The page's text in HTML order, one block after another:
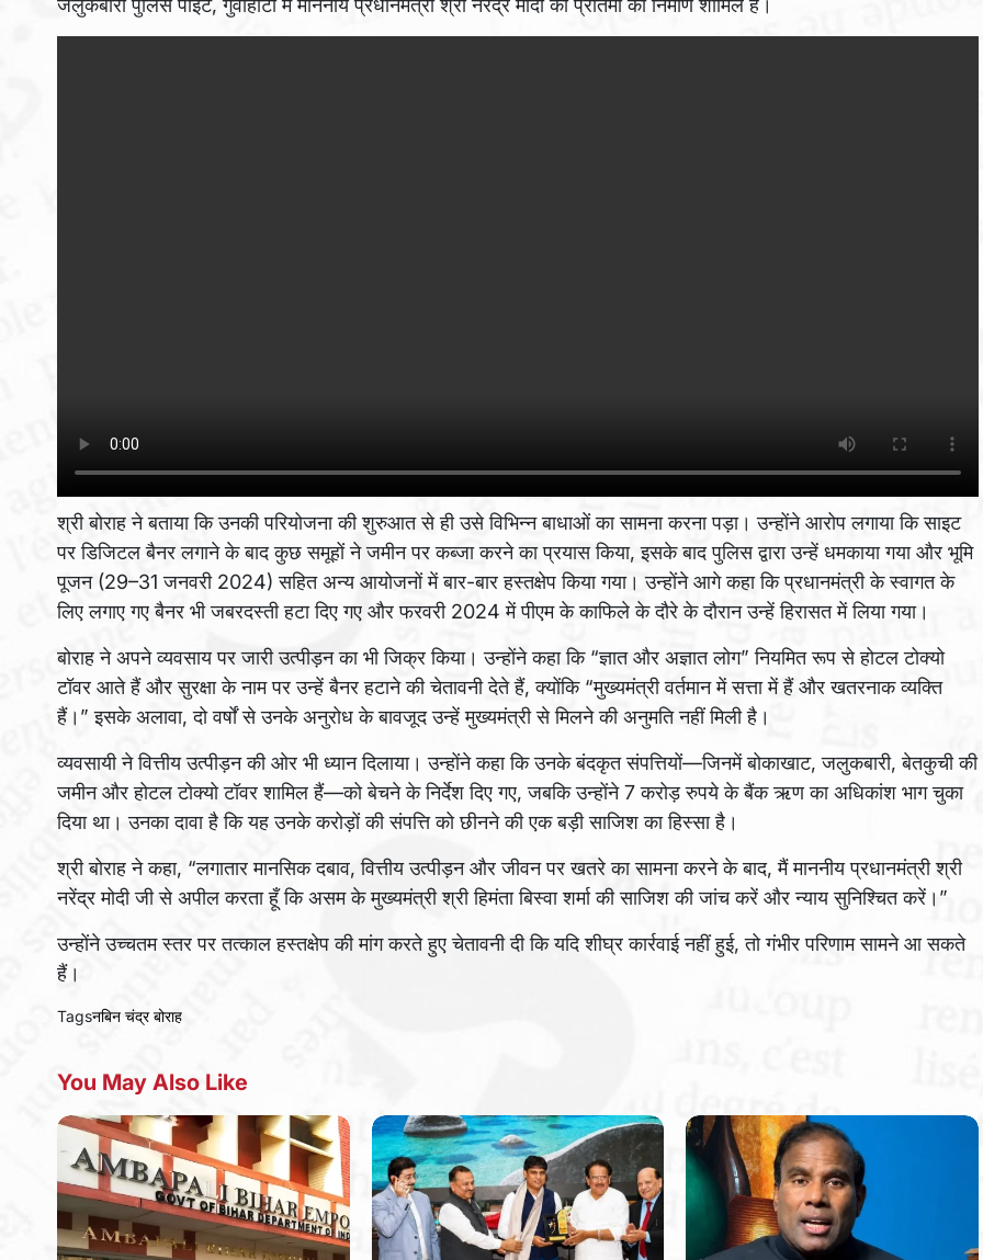
जलुकबारी पुलिस पॉइंट, गुवाहाटी में माननीय प्रधानमंत्री श्री नरेंद्र मोदी की प्रतिमा का निर्माण शामिल है।
श्री बोराह ने बताया कि उनकी परियोजना की शुरुआत से ही उसे विभिन्न बाधाओं का सामना करना पड़ा। उन्होंने आरोप लगाया कि साइट
पर डिजिटल बैनर लगाने के बाद कुछ समूहों ने जमीन पर कब्जा करने का प्रयास किया, इसके बाद पुलिस द्वारा उन्हें धमकाया गया और भूमि
पूजन (29–31 जनवरी 2024) सहित अन्य आयोजनों में बार-बार हस्तक्षेप किया गया। उन्होंने आगे कहा कि प्रधानमंत्री के स्वागत के
लिए लगाए गए बैनर भी जबरदस्ती हटा दिए गए और फरवरी 2024 में पीएम के काफिले के दौरे के दौरान उन्हें हिरासत में लिया गया।
बोराह ने अपने व्यवसाय पर जारी उत्पीड़न का भी जिक्र किया। उन्होंने कहा कि “ज्ञात और अज्ञात लोग” नियमित रूप से होटल टोक्यो
टॉवर आते हैं और सुरक्षा के नाम पर उन्हें बैनर हटाने की चेतावनी देते हैं, क्योंकि “मुख्यमंत्री वर्तमान में सत्ता में हैं और खतरनाक व्यक्ति
हैं।” इसके अलावा, दो वर्षों से उनके अनुरोध के बावजूद उन्हें मुख्यमंत्री से मिलने की अनुमति नहीं मिली है।
व्यवसायी ने वित्तीय उत्पीड़न की ओर भी ध्यान दिलाया। उन्होंने कहा कि उनके बंदकृत संपत्तियों—जिनमें बोकाखाट, जलुकबारी, बेतकुची की
जमीन और होटल टोक्यो टॉवर शामिल हैं—को बेचने के निर्देश दिए गए, जबकि उन्होंने 7 करोड़ रुपये के बैंक ऋण का अधिकांश भाग चुका
दिया था। उनका दावा है कि यह उनके करोड़ों की संपत्ति को छीनने की एक बड़ी साजिश का हिस्सा है।
श्री बोराह ने कहा, “लगातार मानसिक दबाव, वित्तीय उत्पीड़न और जीवन पर खतरे का सामना करने के बाद, मैं माननीय प्रधानमंत्री श्री
नरेंद्र मोदी जी से अपील करता हूँ कि असम के मुख्यमंत्री श्री हिमंता बिस्वा शर्मा की साजिश की जांच करें और न्याय सुनिश्चित करें।”
उन्होंने उच्चतम स्तर पर तत्काल हस्तक्षेप की मांग करते हुए चेतावनी दी कि यदि शीघ्र कार्रवाई नहीं हुई, तो गंभीर परिणाम सामने आ सकते
हैं।
Tagsनबिन चंद्र बोराह
You May Also Like